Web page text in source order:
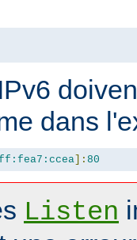
dans
]: 80
Listen